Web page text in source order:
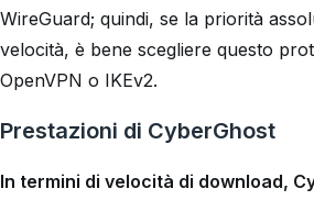
WireGuard; quindi, se la priorità
velocità, è bene scegliere questo
OpenVPN o IKEv2.
Prestazioni di CyberGhost
In termini di velocità di download,